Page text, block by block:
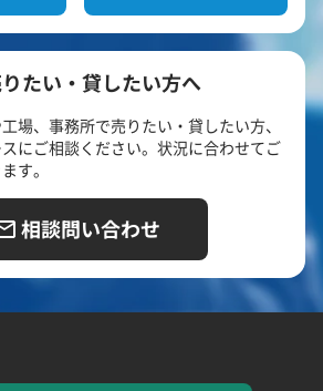
たい・貸したい方へ
場、事務所で売りたい・貸したい方、
にご相談ください。状況に合わせてご
す。
相談問い合わせ